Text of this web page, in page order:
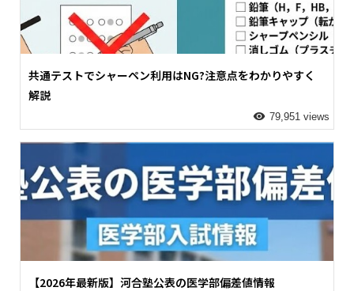
共通テストでシャーペン利用はNG?注意点をわかりやすく
解説
79,951 views
【2026年最新版】河合塾公表の医学部偏差値情報